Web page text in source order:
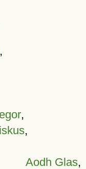
,
,
,
Aodh Glas,